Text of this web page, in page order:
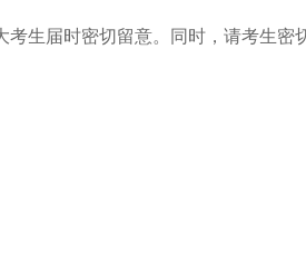
生届时密切留意。同时，请考生密